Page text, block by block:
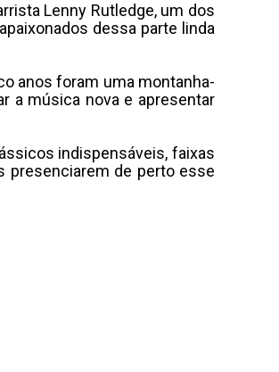
Lenny Rutledge, um dos
dessa parte linda
anos foram uma montanha-
a música nova e apresentar
indispensáveis, faixas
presenciarem de perto esse